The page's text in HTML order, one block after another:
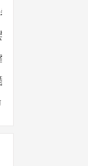
）
案（一）（人教
U2